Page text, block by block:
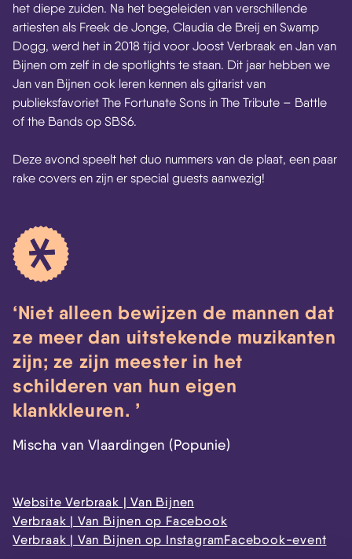
het diepe zuiden. Na het begeleiden van verschillende
artiesten als Freek de Jonge, Claudia de Breij en Swamp
Dogg, werd het in 2018 tijd voor Joost Verbraak en Jan van
Bijnen om zelf in de spotlights te staan. Dit jaar hebben we
Jan van Bijnen ook leren kennen als gitarist van
publieksfavoriet The Fortunate Sons in The Tribute – Battle
of the Bands op SBS6.
Deze avond speelt het duo nummers van de plaat, een paar
rake covers en zijn er special guests aanwezig!
Niet alleen bewijzen de mannen dat
ze meer dan uitstekende muzikanten
zijn; ze zijn meester in het
schilderen van hun eigen
klankkleuren.
Mischa van Vlaardingen (Popunie)
Website Verbraak | Van Bijnen
Verbraak | Van Bijnen op Facebook
Verbraak | Van Bijnen op InstagramFacebook-event